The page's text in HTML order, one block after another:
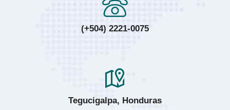
(+504) 2221-0075
Tegucigalpa, Honduras